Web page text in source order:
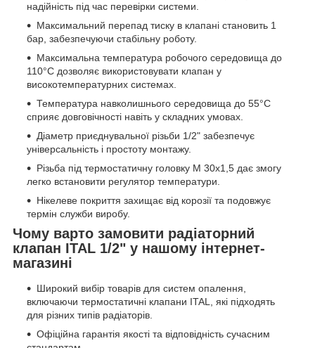
надійність під час перевірки системи.
Максимальний перепад тиску в клапані становить 1
бар, забезпечуючи стабільну роботу.
Максимальна температура робочого середовища до
110°C дозволяє використовувати клапан у
високотемпературних системах.
Температура навколишнього середовища до 55°C
сприяє довговічності навіть у складних умовах.
Діаметр приєднувальної різьби 1/2" забезпечує
універсальність і простоту монтажу.
Різьба під термостатичну головку М 30х1,5 дає змогу
легко встановити регулятор температури.
Нікелеве покриття захищає від корозії та подовжує
термін служби виробу.
Чому варто замовити радіаторний
клапан ITAL 1/2" у нашому інтернет-
магазині
Широкий вибір товарів для систем опалення,
включаючи термостатичні клапани ITAL, які підходять
для різних типів радіаторів.
Офіційна гарантія якості та відповідність сучасним